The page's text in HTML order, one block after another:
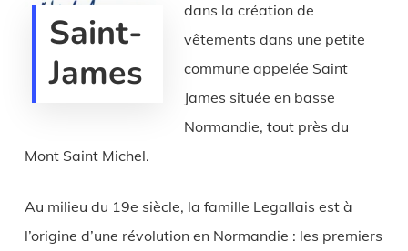
Saint-
James
dans la création de
vêtements dans une petite
commune appelée Saint
James située en basse
Normandie, tout près du
Mont Saint Michel.
Au milieu du 19e siècle, la famille Legallais est à
l’origine d’une révolution en Normandie : les premiers